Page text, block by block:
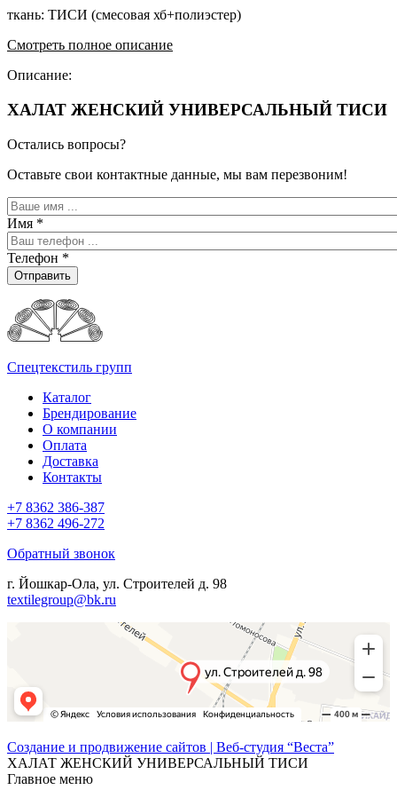
ткань: ТИСИ (смесовая хб+полиэстер)
Смотреть полное описание
Описание:
ХАЛАТ ЖЕНСКИЙ УНИВЕРСАЛЬНЫЙ ТИСИ
Остались вопросы?
Оставьте свои контактные данные, мы вам перезвоним!
Имя *
Телефон *
Отправить
Спецтекстиль групп
Каталог
Брендирование
О компании
Оплата
Доставка
Контакты
+7 8362 386-387
+7 8362 496-272
Обратный звонок
г. Йошкар-Ола, ул. Строителей д. 98
textilegroup@bk.ru
Создание и продвижение сайтов | Веб-студия “Веста”
ХАЛАТ ЖЕНСКИЙ УНИВЕРСАЛЬНЫЙ ТИСИ
Главное меню